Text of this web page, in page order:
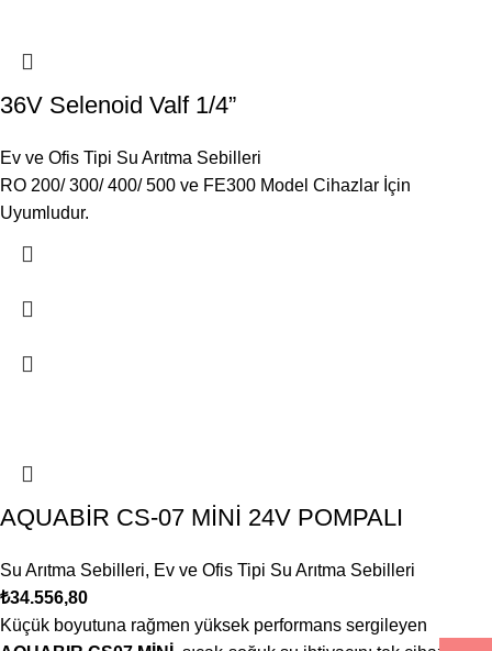
36V Selenoid Valf 1/4”
Ev ve Ofis Tipi Su Arıtma Sebilleri
RO 200/ 300/ 400/ 500 ve FE300 Model Cihazlar İçin
Uyumludur.
AQUABİR CS-07 MİNİ 24V POMPALI
Su Arıtma Sebilleri, Ev ve Ofis Tipi Su Arıtma Sebilleri
₺34.556,80
Küçük boyutuna rağmen yüksek performans sergileyen